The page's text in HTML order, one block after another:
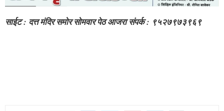
साईट : दत्त मंदिर समोर सोमवार पेठ आजरा संपर्क : ९५२७९७३९६९